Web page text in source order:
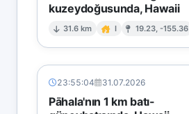
kuzeydoğusunda, Hawaii
31.6 km I 19.23, -155.36
23:55:04 31.07.2026
Pāhala'nın 1 km batı-